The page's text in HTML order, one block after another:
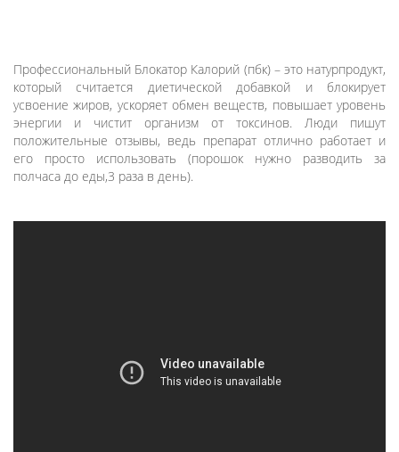
Профессиональный Блокатор Калорий (пбк) – это натурпродукт,
который считается диетической добавкой и блокирует
усвоение жиров, ускоряет обмен веществ, повышает уровень
энергии и чистит организм от токсинов. Люди пишут
положительные отзывы, ведь препарат отлично работает и
его просто использовать (порошок нужно разводить за
полчаса до еды,3 раза в день).